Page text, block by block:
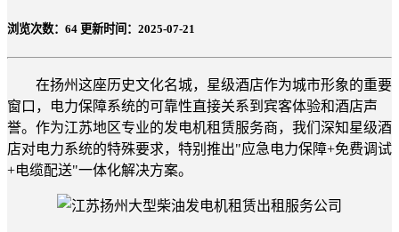
浏览次数： 64 更新时间：2025-07-21
在扬州这座历史文化名城，星级酒店作为城市形象的重要
窗口，电力保障系统的可靠性直接关系到宾客体验和酒店声
誉。作为江苏地区专业的发电机租赁服务商，我们深知星级酒
店对电力系统的特殊要求，特别推出"应急电力保障+免费调试
+电缆配送"一体化解决方案。